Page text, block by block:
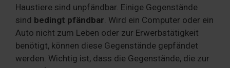
Haustiere sind unpfändbar. Einige Gegenstände
sind bedingt pfändbar . Wird ein Computer oder ein
Auto nicht zum Leben oder zur Erwerbstätigkeit
benötigt, können diese Gegenstände gepfändet
werden. Wichtig ist, dass die Gegenstände, die zur